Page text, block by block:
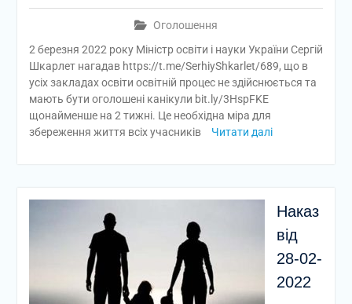
Оголошення
2 березня 2022 року Міністр освіти і науки України Сергій
Шкарлет нагадав https://t.me/SerhiyShkarlet/689, що в
усіх закладах освіти освітній процес не здійснюється та
мають бути оголошені канікули bit.ly/3HspFKE
щонайменше на 2 тижні. Це необхідна міра для
збереження життя всіх учасників
Читати далі
Наказ
від
28-02-
2022